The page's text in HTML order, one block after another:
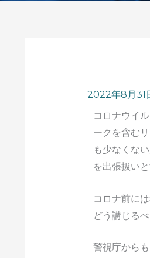
2022年8月31
コロナウイ
ークを含む
も少なくな
を出張扱い
コロナ前に
どう講じる
警視庁から